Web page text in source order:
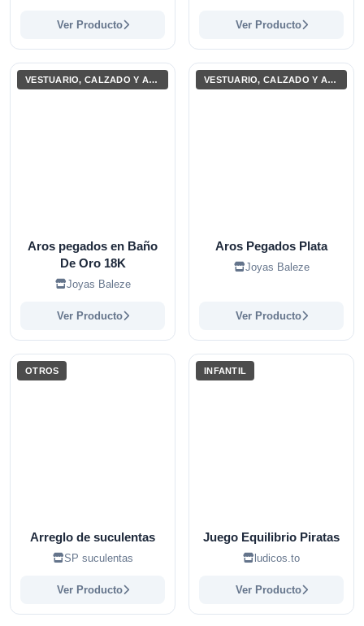
Ver Producto Ver Producto
VESTUARIO, CALZADO Y ACCESORIOS
Aros pegados en Baño
De Oro 18K
Joyas Baleze
Ver Producto
VESTUARIO, CALZADO Y ACCESORIOS
Aros Pegados Plata
Joyas Baleze
Ver Producto
OTROS
Arreglo de suculentas
SP suculentas
Ver Producto
INFANTIL
Juego Equilibrio Piratas
ludicos.to
Ver Producto